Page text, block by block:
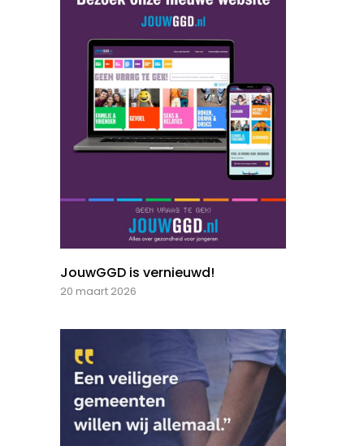
JouwGGD is vernieuwd!
20 maart 2026